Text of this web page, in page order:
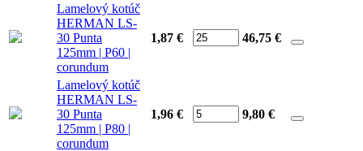
Lamelový kotúč
HERMAN LS-
30 Punta
125mm | P60 |
corundum
1,87 € 46,75 €
Lamelový kotúč
HERMAN LS-
30 Punta
125mm | P80 |
corundum
1,96 € 9,80 €